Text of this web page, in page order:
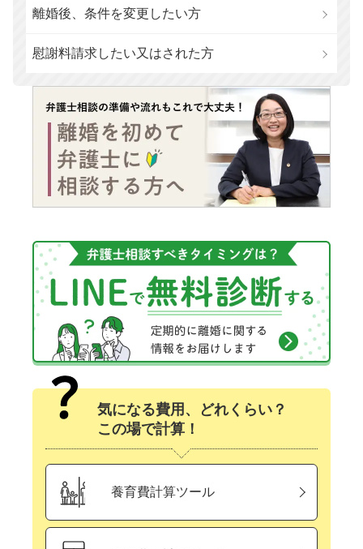
離婚後、条件を変更したい方
慰謝料請求したい又はされた方
気になる費用、どれくらい？
この場で計算！
養育費計算ツール